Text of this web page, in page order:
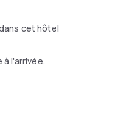
cet hôtel
l'arrivée.